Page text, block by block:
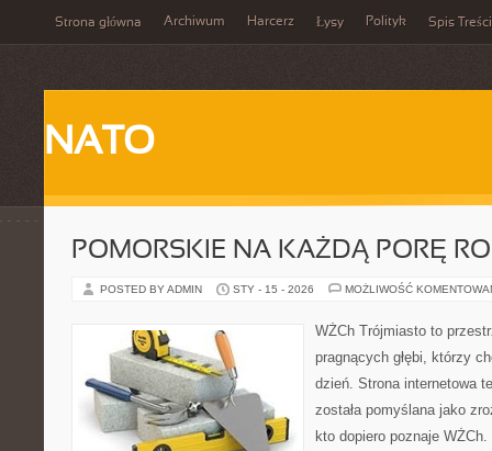
Strona główna Archiwum Harcerz Łysy Polityk Spis Treści
NATO
POMORSKIE NA KAŻDĄ PORĘ
POSTED BY ADMIN STY - 15 - 2026 MOŻLIWOŚĆ
WŻCh Trójmiasto to
pragnących głębi, którzy
dzień. Strona internetowa
została pomyślana jako
kto dopiero poznaje